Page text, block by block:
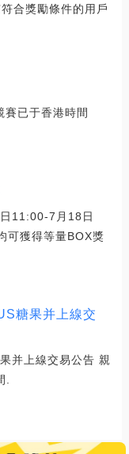
合獎勵條件的用戶
已于香港時間
11:00-7月18日
可獲得等量BOX獎
糖果并上線交
并上線交易公告 親